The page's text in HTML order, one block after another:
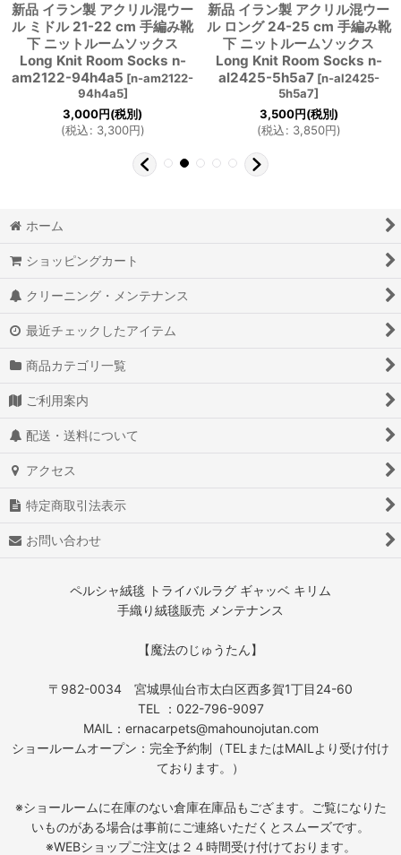
新品 イラン製 アクリル混ウー
ル ミドル 21-22 cm 手編み靴
下 ニットルームソックス
Long Knit Room Socks n-
am2122-94h4a5 [n-am2122-
94h4a5]
3,000円(税別)
(税込: 3,300円)
新品 イラン製 アクリル混ウー
ル ロング 24-25 cm 手編み靴
下 ニットルームソックス
Long Knit Room Socks n-
al2425-5h5a7 [n-al2425-
5h5a7]
3,500円(税別)
(税込: 3,850円)
ホーム
ショッピングカート
クリーニング・メンテナンス
最近チェックしたアイテム
商品カテゴリ一覧
ご利用案内
配送・送料について
アクセス
特定商取引法表示
お問い合わせ
ペルシャ絨毯 トライバルラグ ギャッベ キリム
手織り絨毯販売 メンテナンス
【魔法のじゅうたん】
〒982-0034 宮城県仙台市太白区西多賀1丁目24-60
TEL ：022-796-9097
MAIL：ernacarpets@mahounojutan.com
ショールームオープン：完全予約制（TELまたはMAILより受け付け
ております。）
※ショールームに在庫のない倉庫在庫品もござます。ご覧になりた
いものがある場合は事前にご連絡いただくとスムーズです。
※WEBショップご注文は２４時間受け付けております。